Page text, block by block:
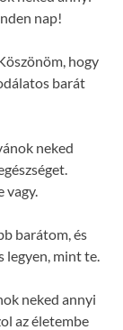
nap!
hogy
barát
neked
vagy.
barátom, és
legyen, mint te.
neked annyi
az életembe